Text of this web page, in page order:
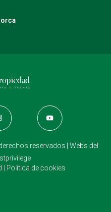
reservados | Webs del
Política de cookies